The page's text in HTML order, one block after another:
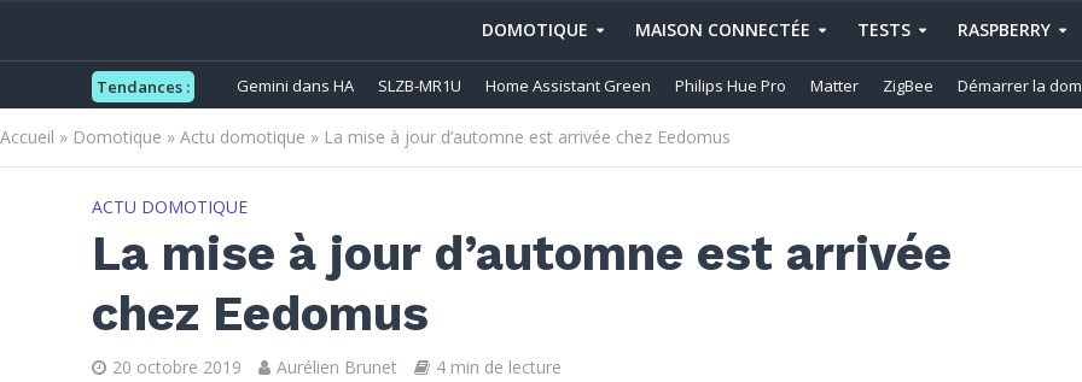
DOMOTIQUE MAISON CONNECTÉE TESTS RASPBERRY
Tendances : Gemini dans HA SLZB-MR1U Home Assistant Green Philips Hue Pro Matter ZigBee Démarrer la
Accueil » Domotique » Actu domotique » La mise à jour d’automne est arrivée chez Eedomus
ACTU DOMOTIQUE
La mise à jour d’automne est arrivée
chez Eedomus
20 octobre 2019 Aurélien Brunet 4 min de lecture